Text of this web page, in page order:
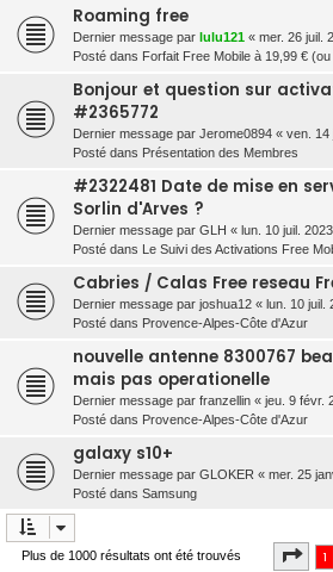
Roaming free
Dernier message par lulu121 « mer. 26 juil.
Posté dans Forfait Free Mobile à 19,99 €
Bonjour et question sur
#2365772
Dernier message par Jerome0894 « ven. 14
Posté dans Présentation des Membres
#2322481 Date de mise en
Sorlin d'Arves ?
Dernier message par GLH « lun. 10 juil.
Posté dans Le Suivi des Activations Free
Cabries / Calas Free reseau
Dernier message par joshua12 « lun. 10 juil.
Posté dans Provence-Alpes-Côte d'Azur
nouvelle antenne 8300767
mais pas operationelle
Dernier message par franzellin « jeu. 9 févr.
Posté dans Provence-Alpes-Côte d'Azur
galaxy s10+
Dernier message par GLOKER « mer. 25
Posté dans Samsung
Plus de 1000 résultats ont été trouvés Page
1